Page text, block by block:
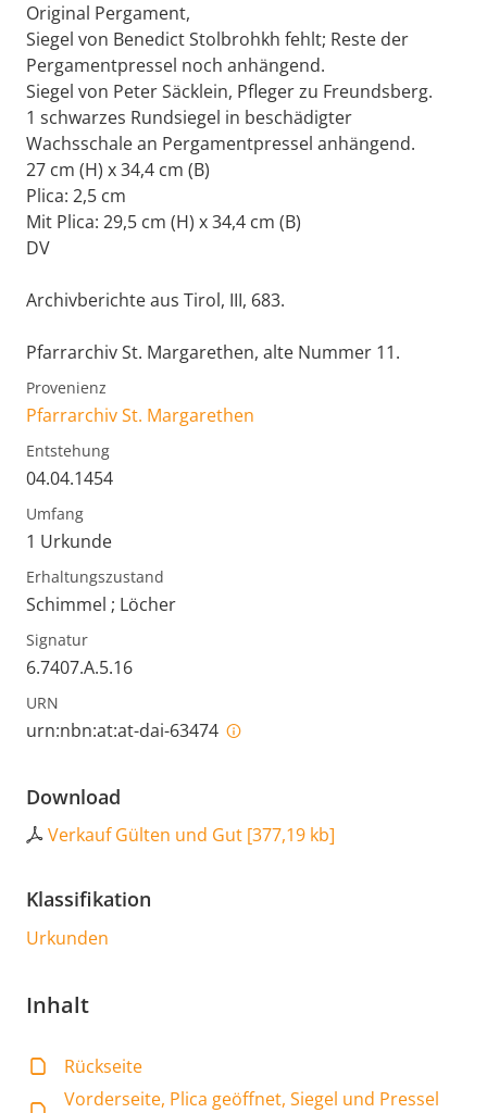
Original Pergament,
Siegel von Benedict Stolbrohkh fehlt; Reste der
Pergamentpressel noch anhängend.
Siegel von Peter Säcklein, Pfleger zu Freundsberg.
1 schwarzes Rundsiegel in beschädigter
Wachsschale an Pergamentpressel anhängend.
27 cm (H) x 34,4 cm (B)
Plica: 2,5 cm
Mit Plica: 29,5 cm (H) x 34,4 cm (B)
DV
Archivberichte aus Tirol, III, 683.
Pfarrarchiv St. Margarethen, alte Nummer 11.
Provenienz
Pfarrarchiv St. Margarethen
Entstehung
04.04.1454
Umfang
1 Urkunde
Erhaltungszustand
Schimmel ; Löcher
Signatur
6.7407.A.5.16
URN
urn:nbn:at:at-dai-63474
Download
Verkauf Gülten und Gut [377,19 kb]
Klassifikation
Urkunden
Inhalt
Rückseite
Vorderseite, Plica geöffnet, Siegel und Pressel